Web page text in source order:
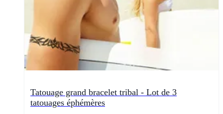
Tatouage grand bracelet tribal - Lot de 3
tatouages éphémères